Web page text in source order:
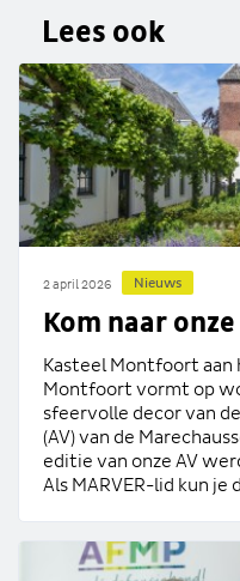
Lees ook
2 april 2026 Nieuws
Kom naar onze
Kasteel Montfoort aan
Montfoort vormt op
sfeervolle decor van
(AV) van de
editie van onze AV
Als MARVER-lid kun je